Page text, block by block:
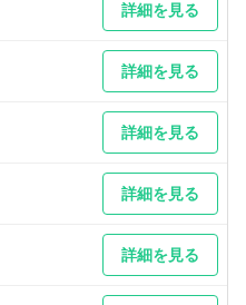
式駐車場をご利用いただけます。
上のお車は別館側駐車場のご案内と
フロントまで徒歩5分程と離れてお
面玄関で降ろされることをお勧め
用の際はご予約をお願い致します。
詳細を見る
詳細を見る
詳細を見る
詳細を見る
詳細を見る